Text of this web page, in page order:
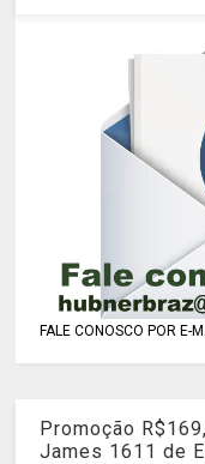
FALE CONOSCO POR E-
Promoção
James 1611 de